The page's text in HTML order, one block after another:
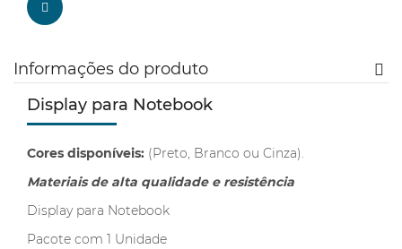
Informações do produto
Display para Notebook
Cores disponíveis: (Preto, Branco ou Cinza).
Materiais de alta qualidade e resistência
Display para Notebook
Pacote com 1 Unidade